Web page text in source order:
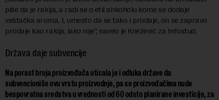
piše da je rakija, a radi se o etil ahkoholu kome se dodaje
veštačka aroma. I, umesto da se tako i prodaje, on se zapravo
prodaje kao rakija, iako nije“, naveo je Knežević za Infostud.
Država daje subvencije
Na porast broja proizvođača uticala je i odluka države da
subvencioniše ovu vrstu proizvodnje, pa se proizvođačima nude
bespovratna sredstva u vrednosti od 60 odsto planirane investicije, za